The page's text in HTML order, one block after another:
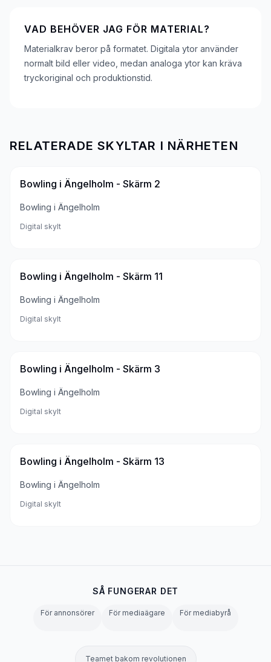
VAD BEHÖVER JAG FÖR MATERIAL?
Materialkrav beror på formatet. Digitala ytor använder
normalt bild eller video, medan analoga ytor kan kräva
tryckoriginal och produktionstid.
RELATERADE SKYLTAR I NÄRHETEN
Bowling i Ängelholm - Skärm 2
Bowling i Ängelholm
Digital skylt
Bowling i Ängelholm - Skärm 11
Bowling i Ängelholm
Digital skylt
Bowling i Ängelholm - Skärm 3
Bowling i Ängelholm
Digital skylt
Bowling i Ängelholm - Skärm 13
Bowling i Ängelholm
Digital skylt
SÅ FUNGERAR DET
För annonsörer För mediaägare För mediabyrå
Teamet bakom revolutionen